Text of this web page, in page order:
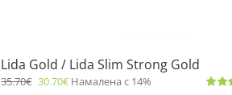
Lida Gold / Lida Slim Strong Gold
35.70€ 30.70€ Намалена с 14%